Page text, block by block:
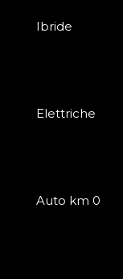
Ibride
Elettriche
Auto km 0